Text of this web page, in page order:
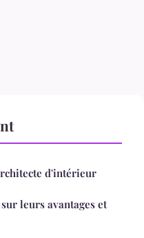
d'intérieur
leurs avantages et